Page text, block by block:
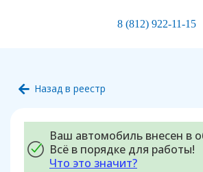
8 (812) 922-11-15
Назад в реестр
Ваш автомобиль внесен в
Всё в порядке для работы!
Что это значит?